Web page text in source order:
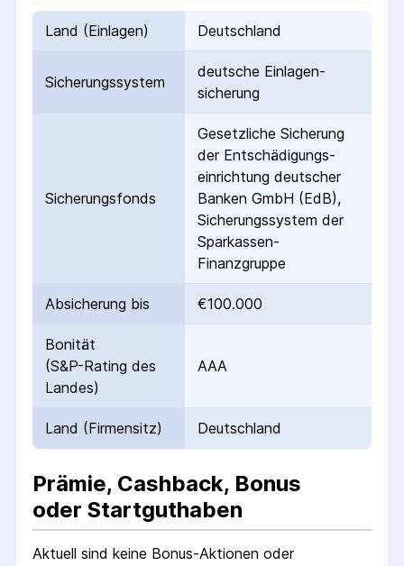
Land (Einlagen) Deutschland
Sicherungs­system
deutsche Einlagen­
sicherung
Sicherungs­fonds
Gesetzliche Sicherung
der Entschädigungs­
einrichtung deutscher
Banken GmbH (EdB),
Sicherungssystem der
Sparkassen-
Finanzgruppe
Absicherung bis €100.000
Bonität
(S&P-Rating des
Landes)
AAA
Land (Firmensitz) Deutschland
Prämie, Cashback, Bonus
oder Startguthaben
Aktuell sind keine Bonus-Aktionen oder